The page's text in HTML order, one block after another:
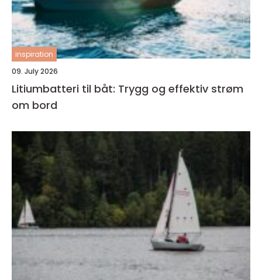
inspiration
09. July 2026
Litiumbatteri til båt: Trygg og effektiv strøm
om bord